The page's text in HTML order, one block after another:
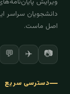
دانشجویان سراسر
اصل ماست.
📷
✈️
💬
دسترسی سریع